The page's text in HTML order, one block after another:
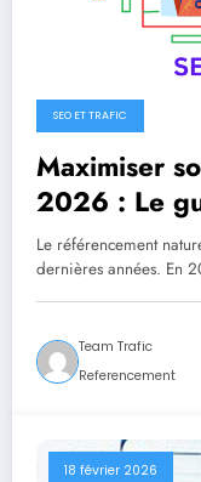
SEO ET TRAFIC
Maximiser
2026 : Le
maîtriser le
de sites
Le référencement
dernières années. En
Team Trafic
Referencement
18 février 2026